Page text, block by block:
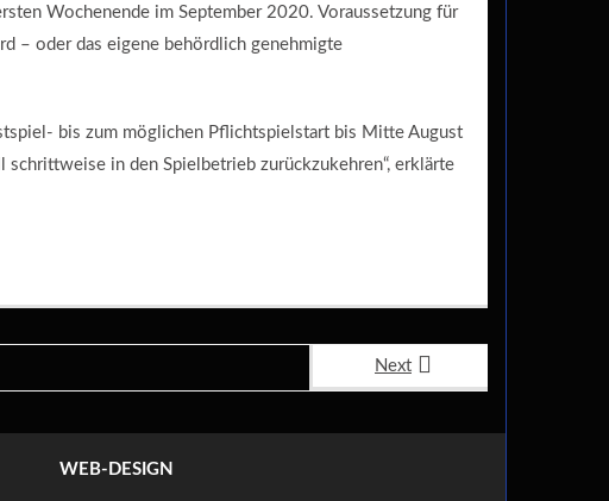
Wochenende im September 2020. Voraussetzung für
– oder das eigene behördlich genehmigte
bis zum möglichen Pflichtspielstart bis Mitte August
in den Spielbetrieb zurückzukehren“, erklärte
Next
WEB-DESIGN